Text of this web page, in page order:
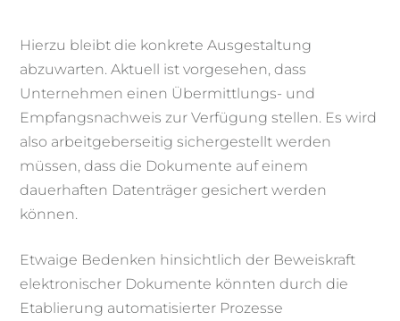
Hierzu bleibt die konkrete Ausgestaltung
abzuwarten. Aktuell ist vorgesehen, dass
Unternehmen einen Übermittlungs- und
Empfangsnachweis zur Verfügung stellen. Es wird
also arbeitgeberseitig sichergestellt werden
müssen, dass die Dokumente auf einem
dauerhaften Datenträger gesichert werden
können.
Etwaige Bedenken hinsichtlich der Beweiskraft
elektronischer Dokumente könnten durch die
Etablierung automatisierter Prozesse